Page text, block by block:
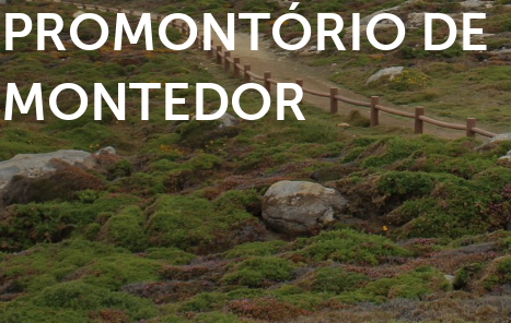
PROMONTÓRIO DE
MONTEDOR